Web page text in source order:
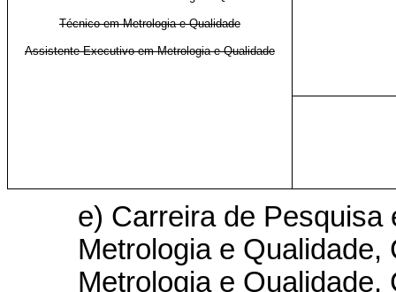
Técnico em Metrologia e Qualidade
Assistente Executivo em Metrologia e Qualidade
e) Carreira de
Metrologia e
Metrologia e